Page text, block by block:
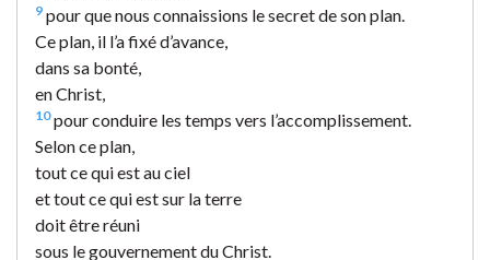
9 pour que nous connaissions le secret de son plan.
Ce plan, il l’a fixé d’avance,
dans sa bonté,
en Christ,
10 pour conduire les temps vers l’accomplissement.
Selon ce plan,
tout ce qui est au ciel
et tout ce qui est sur la terre
doit être réuni
sous le gouvernement du Christ.